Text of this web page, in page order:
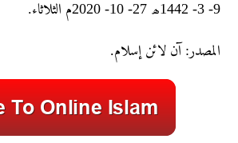
9- 3- 1442ھ 27- 10- 2020م الثلاثاء.
المصدر: آن لائن إسلام.